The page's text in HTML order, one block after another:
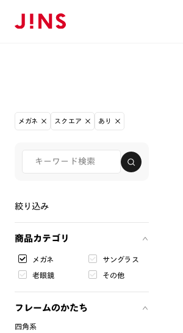
メガネ スクエア あり
絞り込み
商品カテゴリ
メガネ サングラス
老眼鏡 その他
フレームのかたち
四角系